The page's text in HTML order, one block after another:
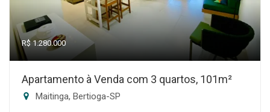
R$ 1.280.000
Apartamento à Venda com 3 quartos, 101m²
Maitinga, Bertioga-SP